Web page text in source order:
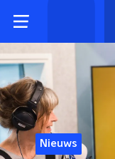
Nieuws